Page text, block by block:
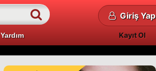
Yardım
Giriş Yap
Kayıt Ol